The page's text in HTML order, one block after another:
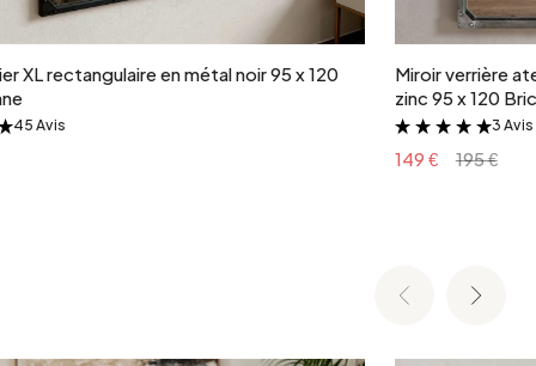
XL rectangulaire en métal noir 95 x 120
&
45 Avis
Miroir verrière
zinc 95 x 120
&
3 Avis
149 € 195 €